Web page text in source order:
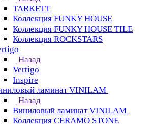
TARKETT
Коллекция FUNKY HOUSE
Коллекция FUNKY HOUSE TILE
Коллекция ROCKSTARS
Назад
Vertigo
Inspire
ламинат VINILAM
Назад
Виниловый ламинат VINILAM
Коллекция CERAMO STONE